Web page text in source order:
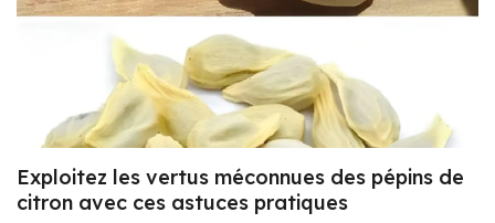
Exploitez les vertus méconnues des pépins de
citron avec ces astuces pratiques